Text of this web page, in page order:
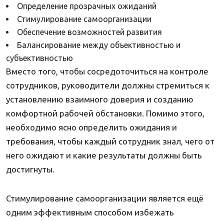
Определение прозрачных ожиданий
Стимулирование самоорганизации
Обеспечение возможностей развития
Балансирование между объективностью и
субъективностью
Вместо того, чтобы сосредоточиться на контроле
сотрудников, руководители должны стремиться к
установлению взаимного доверия и созданию
комфортной рабочей обстановки. Помимо этого,
необходимо ясно определить ожидания и
требования, чтобы каждый сотрудник знал, чего от
него ожидают и какие результаты должны быть
достигнуты.
Стимулирование самоорганизации является ещё
одним эффективным способом избежать